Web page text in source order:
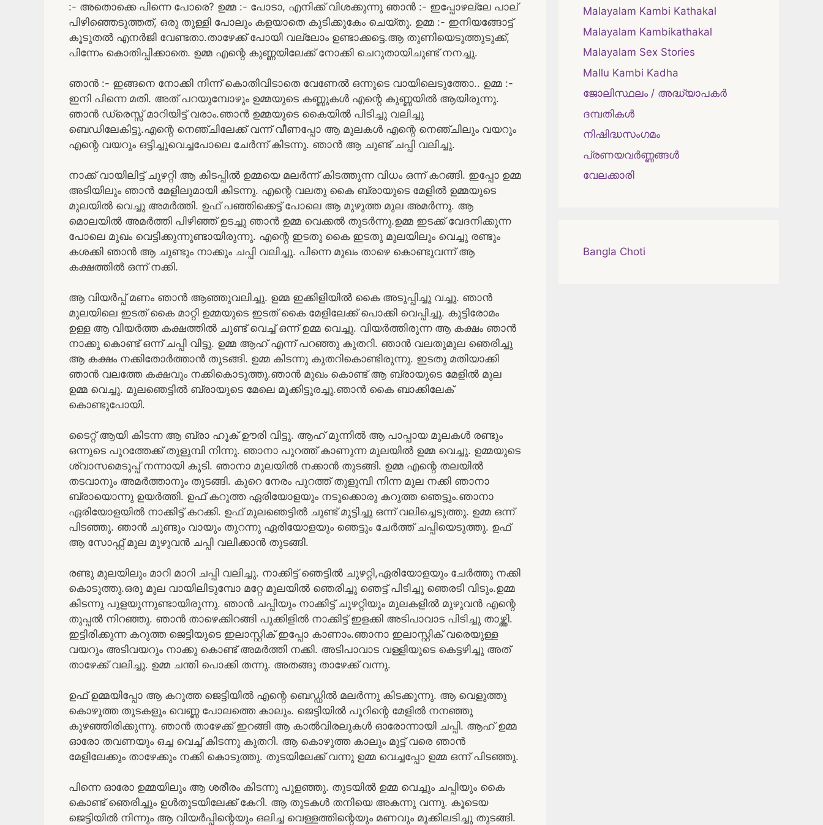
:- അതൊക്കെ പിന്നെ പോരെ? ഉമ്മ :- പോടാ, എനിക്ക് വിശക്കുന്നു ഞാൻ :- ഇപ്പോഴല്ലേ പാല്
പിഴിഞ്ഞെടുത്തത്, ഒരു തുള്ളി പോലും കളയാതെ കുടിക്കുകേം ചെയ്തു. ഉമ്മ :- ഇനിയങ്ങോട്ട്
കൂടുതൽ എനർജി വേണ്ടതാ.താഴേക്ക് പോയി വല്ലോം ഉണ്ടാക്കട്ടെ.ആ തുണിയെടുത്തുടുക്ക്,
പിന്നേം കൊതിപ്പിക്കാതെ. ഉമ്മ എന്റെ കുണ്ണയിലേക്ക് നോക്കി ചെറുതായിചുണ്ട് നനച്ചു.
ഞാൻ :- ഇങ്ങനെ നോക്കി നിന്ന് കൊതിവിടാതെ വേണേൽ ഒന്നുടെ വായിലെടുത്തോ.. ഉമ്മ :-
ഇനി പിന്നെ മതി. അത് പറയുമ്പോഴും ഉമ്മയുടെ കണ്ണുകൾ എന്റെ കുണ്ണയിൽ ആയിരുന്നു.
ഞാൻ ഡ്രെസ്സ് മാറിയിട്ട് വരാം.ഞാൻ ഉമ്മയുടെ കൈയിൽ പിടിച്ചു വലിച്ചു
ബെഡിലേകിട്ടു.എന്റെ നെഞ്ചിലേക്ക് വന്ന് വീണപ്പോ ആ മുലകൾ എന്റെ നെഞ്ചിലും വയറും
എന്റെ വയറും ഒട്ടിച്ചുവെച്ചപോലെ ചേർന്ന് കിടന്നു. ഞാൻ ആ ചുണ്ട് ചപ്പി വലിച്ചു.
നാക്ക് വായിലിട്ട് ചുഴറ്റി ആ കിടപ്പിൽ ഉമ്മയെ മലർന്ന് കിടത്തുന്ന വിധം ഒന്ന് കറങ്ങി. ഇപ്പോ ഉമ്മ
അടിയിലും ഞാൻ മേളിലുമായി കിടന്നു. എന്റെ വലതു കൈ ബ്രായുടെ മേളിൽ ഉമ്മയുടെ
മുലയിൽ വെച്ചു അമർത്തി. ഉഫ് പഞ്ഞിക്കെട്ട് പോലെ ആ മുഴുത്ത മുല അമർന്നു. ആ
മൊലയിൽ അമർത്തി പിഴിഞ്ഞ് ഉടച്ചു ഞാൻ ഉമ്മ വെക്കൽ തുടർന്നു.ഉമ്മ ഇടക്ക് വേദനിക്കുന്ന
പോലെ മുഖം വെട്ടിക്കുന്നുണ്ടായിരുന്നു. എന്റെ ഇടതു കൈ ഇടതു മുലയിലും വെച്ചു രണ്ടും
കശക്കി ഞാൻ ആ ചുണ്ടും നാക്കും ചപ്പി വലിച്ചു. പിന്നെ മുഖം താഴെ കൊണ്ടുവന്ന് ആ
കക്ഷത്തിൽ ഒന്ന് നക്കി.
ആ വിയർപ്പ് മണം ഞാൻ ആഞ്ഞുവലിച്ചു. ഉമ്മ ഇക്കിളിയിൽ കൈ അടുപ്പിച്ചു വച്ചു. ഞാൻ
മുലയിലെ ഇടത് കൈ മാറ്റി ഉമ്മയുടെ ഇടത് കൈ മേളിലേക്ക് പൊക്കി വെപ്പിച്ചു. കുട്ടിരോമം
ഉള്ള ആ വിയർത്ത കക്ഷത്തിൽ ചുണ്ട് വെച്ച് ഒന്ന് ഉമ്മ വെച്ചു. വിയർത്തിരുന്ന ആ കക്ഷം ഞാൻ
നാക്കു കൊണ്ട് ഒന്ന് ചപ്പി വിട്ടു. ഉമ്മ ആഹ് എന്ന് പറഞ്ഞു കുതറി. ഞാൻ വലതുമുല ഞെരിച്ചു
ആ കക്ഷം നക്കിതോർത്താൻ തുടങ്ങി. ഉമ്മ കിടന്നു കുതറികൊണ്ടിരുന്നു. ഇടതു മതിയാക്കി
ഞാൻ വലത്തേ കക്ഷവും നക്കികൊടുത്തു.ഞാൻ മുഖം കൊണ്ട് ആ ബ്രായുടെ മേളിൽ മുല
ഉമ്മ വെച്ചു. മുലഞെട്ടിൽ ബ്രായുടെ മേലെ മൂക്കിട്ടുരച്ചു.ഞാൻ കൈ ബാക്കിലേക്
കൊണ്ടുപോയി.
ടൈറ്റ് ആയി കിടന്ന ആ ബ്രാ ഹൂക് ഊരി വിട്ടു. ആഹ് മുന്നിൽ ആ പാപ്പായ മുലകൾ രണ്ടും
ഒന്നുടെ പുറത്തേക്ക് തുളുമ്പി നിന്നു. ഞാനാ പുറത്ത് കാണുന്ന മുലയിൽ ഉമ്മ വെച്ചു. ഉമ്മയുടെ
ശ്വാസമെടുപ്പ് നന്നായി കൂടി. ഞാനാ മുലയിൽ നക്കാൻ തുടങ്ങി. ഉമ്മ എന്റെ തലയിൽ
തടവാനും അമർത്താനും തുടങ്ങി. കുറെ നേരം പുറത്ത് തുളുമ്പി നിന്ന മുല നക്കി ഞാനാ
ബ്രായൊന്നു ഉയർത്തി. ഉഫ് കറുത്ത ഏരിയോളയും നടുക്കൊരു കറുത്ത ഞെട്ടും.ഞാനാ
ഏരിയോളയിൽ നാക്കിട്ട് കറക്കി. ഉഫ് മുലഞെട്ടിൽ ചുണ്ട് മുട്ടിച്ചു ഒന്ന് വലിച്ചെടുത്തു. ഉമ്മ ഒന്ന്
പിടഞ്ഞു. ഞാൻ ചുണ്ടും വായും തുറന്നു ഏരിയോളയും ഞെട്ടും ചേർത്ത് ചപ്പിയെടുത്തു. ഉഫ്
ആ സോഫ്റ്റ്‌ മുല മുഴുവൻ ചപ്പി വലിക്കാൻ തുടങ്ങി.
രണ്ടു മുലയിലും മാറി മാറി ചപ്പി വലിച്ചു. നാക്കിട്ട് ഞെട്ടിൽ ചുഴറ്റി,ഏരിയോളയും ചേർത്തു നക്കി
കൊടുത്തു.ഒരു മുല വായിലിടുമ്പോ മറ്റേ മുലയിൽ ഞെരിച്ചു ഞെട്ട് പിടിച്ചു ഞെരടി വിടും.ഉമ്മ
കിടന്നു പുളയുന്നുണ്ടായിരുന്നു. ഞാൻ ചപ്പിയും നാക്കിട്ട് ചുഴറ്റിയും മുലകളിൽ മുഴുവൻ എന്റെ
തുപ്പൽ നിറഞ്ഞു. ഞാൻ താഴെക്കിറങ്ങി പുക്കിളിൽ നാക്കിട്ട് ഇളക്കി അടിപാവാട പിടിച്ചു താഴ്ത്തി.
ഇട്ടിരിക്കുന്ന കറുത്ത ജെട്ടിയുടെ ഇലാസ്റ്റിക് ഇപ്പോ കാണാം.ഞാനാ ഇലാസ്റ്റിക് വരെയുള്ള
വയറും അടിവയറും നാക്കു കൊണ്ട് അമർത്തി നക്കി. അടിപാവാട വള്ളിയുടെ കെട്ടഴിച്ചു അത്
താഴേക്ക് വലിച്ചു. ഉമ്മ ചന്തി പൊക്കി തന്നു. അതങ്ങു താഴേക്ക് വന്നു.
ഉഫ് ഉമ്മയിപ്പോ ആ കറുത്ത ജെട്ടിയിൽ എന്റെ ബെഡ്ഡിൽ മലർന്നു കിടക്കുന്നു. ആ വെളുത്തു
കൊഴുത്ത തുടകളും വെണ്ണ പോലത്തെ കാലും. ജെട്ടിയിൽ പൂറിന്റെ മേളിൽ നനഞ്ഞു
കുഴഞ്ഞിരിക്കുന്നു. ഞാൻ താഴേക്ക് ഇറങ്ങി ആ കാൽവിരലുകൾ ഓരോന്നായി ചപ്പി. ആഹ് ഉമ്മ
ഓരോ തവണയും ഒച്ച വെച്ച് കിടന്നു കുതറി. ആ കൊഴുത്ത കാലും മുട്ട് വരെ ഞാൻ
മേളിലേക്കും താഴേക്കും നക്കി കൊടുത്തു. തുടയിലേക്ക് വന്നു ഉമ്മ വെച്ചപ്പോ ഉമ്മ ഒന്ന് പിടഞ്ഞു.
പിന്നെ ഓരോ ഉമ്മയിലും ആ ശരീരം കിടന്നു പുളഞ്ഞു. തുടയിൽ ഉമ്മ വെച്ചും ചപ്പിയും കൈ
കൊണ്ട് ഞെരിച്ചും ഉൾതുടയിലേക്ക് കേറി. ആ തുടകൾ തനിയെ അകന്നു വന്നു. കൂടെയ
ജെട്ടിയിൽ നിന്നും ആ വിയർപ്പിന്റെയും ഒലിച്ച വെള്ളത്തിന്റെയും മണവും മൂക്കിലടിച്ചു തുടങ്ങി.
Malayalam Kambi Kathakal
Malayalam Kambikathakal
Malayalam Sex Stories
Mallu Kambi Kadha
ജോലിസ്ഥലം / അദ്ധ്യാപകർ
ദമ്പതികള്‍
നിഷിദ്ധസംഗമം
പ്രണയവർണ്ണങ്ങൾ
വേലക്കാരി
Bangla Choti